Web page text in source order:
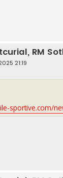
RM
21:19
sportive.com/